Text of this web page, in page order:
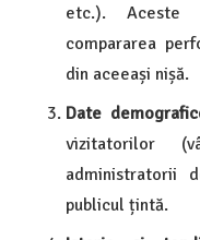
etc.). Aceste
compararea
din aceeași nișă.
Date
vizitatorilor
administratorii
publicul țintă.